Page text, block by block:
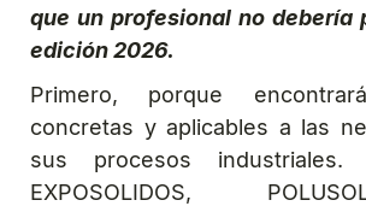
que un profesional no debería
edición 2026.
Primero, porque
concretas y aplicables a las
sus procesos industriales.
EXPOSOLIDOS,